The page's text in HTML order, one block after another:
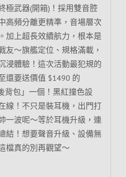
極武器(開箱)！採用雙音腔
高頻分離更精準，音場層次
加上超長效續航力，根本是
友～旗艦定位、規格滿載，
浸體驗！這次活動最犯規的
還要送價值 $1490 的
背包」一個！黑紅撞色設
線！不只是裝耳機，出門打
一波呢～等於耳機升級，連
結！想要聲音升級、設備無
檔真的別再觀望～